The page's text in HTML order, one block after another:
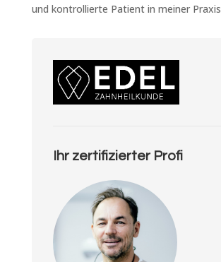
und kontrollierte Patient in meiner Praxis
Ihr zertifizierter Profi